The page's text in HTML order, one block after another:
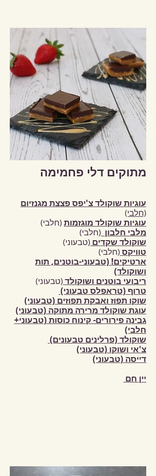
מתוקים דלי פחמימה
עוגיות שוקולד צ'יפס פצצת מגנזיום
(חלבי)
עוגיות שוקולד מוגזמות(חלבי)
מלבי חלבון (חלבי)
שוקולד שקדים (טבעוני)
טוויקס(חלבי)
ארטיקים! (טבעוני-בוטנים, תות
ושוקולד)
ריבועי בוטנים ושוקולד(טבעוני)
טרוף (טראפלס טבעוני)
שוקו תפוז ואבקת תפוזים (טבעוני)
עוגת שוקולד מרירה מתוקה (טבעוני)
גבינה פירורים- קינוח כוסות (טבעוני+
חלבי)
שוקולד (פרלינים טבעונים)
צ'אי ושוקו (טבעוני)
דייסה (טבעוני)
יין חם